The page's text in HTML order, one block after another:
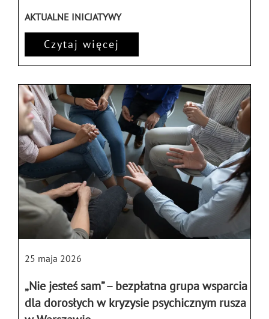
AKTUALNE INICJATYWY
Czytaj więcej
25 maja 2026
„Nie jesteś sam” – bezpłatna grupa wsparcia
dla dorosłych w kryzysie psychicznym rusza